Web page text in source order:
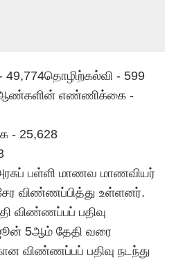
49,774தொழிற்கல்வி - 599
ஆண்களின் எண்ணிக்கை -
25,628
பள்ளி மாணவ மாணவியர்
சேர விண்ணப்பித்து உள்ளனர்.
விண்ணப்பப் பதிவு
5ஆம் தேதி வரை
விண்ணப்பப் பதிவு நடந்து